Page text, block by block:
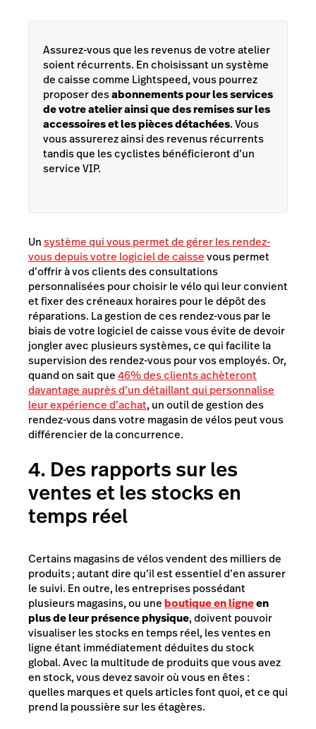
Assurez-vous que les revenus de votre atelier
soient récurrents. En choisissant un système
de caisse comme Lightspeed, vous pourrez
proposer desabonnements pour les services
de votre atelier ainsi que des remises sur les
accessoires et les pièces détachées. Vous
vous assurerez ainsi des revenus récurrents
tandis que les cyclistes bénéficieront d’un
service VIP.
Unsystème qui vous permet de gérer les rendez-
vous depuis votre logiciel de caissevous permet
d’offrir à vos clients des consultations
personnalisées pour choisir le vélo qui leur convient
et fixer des créneaux horaires pour le dépôt des
réparations. La gestion de ces rendez-vous par le
biais de votre logiciel de caisse vous évite de devoir
jongler avec plusieurs systèmes, ce qui facilite la
supervision des rendez-vous pour vos employés. Or,
quand on sait que46% des clients achèteront
davantage auprès d’un détaillant qui personnalise
leur expérience d’achat, un outil de gestion des
rendez-vous dans votre magasin de vélos peut vous
différencier de la concurrence.
4. Des rapports sur les
ventes et les stocks en
temps réel
Certains magasins de vélos vendent des milliers de
produits ; autant dire qu’il est essentiel d’en assurer
le suivi. En outre, les entreprises possédant
plusieurs magasins, ou uneboutique en ligneen
plus de leur présence physique, doivent pouvoir
visualiser les stocks en temps réel, les ventes en
ligne étant immédiatement déduites du stock
global. Avec la multitude de produits que vous avez
en stock, vous devez savoir où vous en êtes :
quelles marques et quels articles font quoi, et ce qui
prend la poussière sur les étagères.